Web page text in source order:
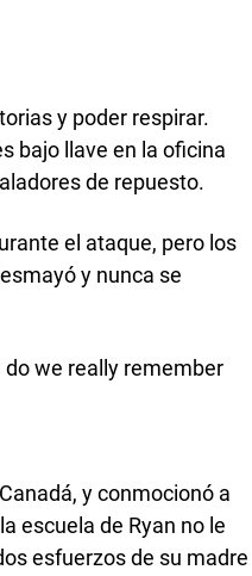
y poder respirar.
bajo llave en la oficina
de repuesto.
el ataque, pero los
y nunca se
we really remember
y conmocionó a
escuela de Ryan no le
esfuerzos de su madre